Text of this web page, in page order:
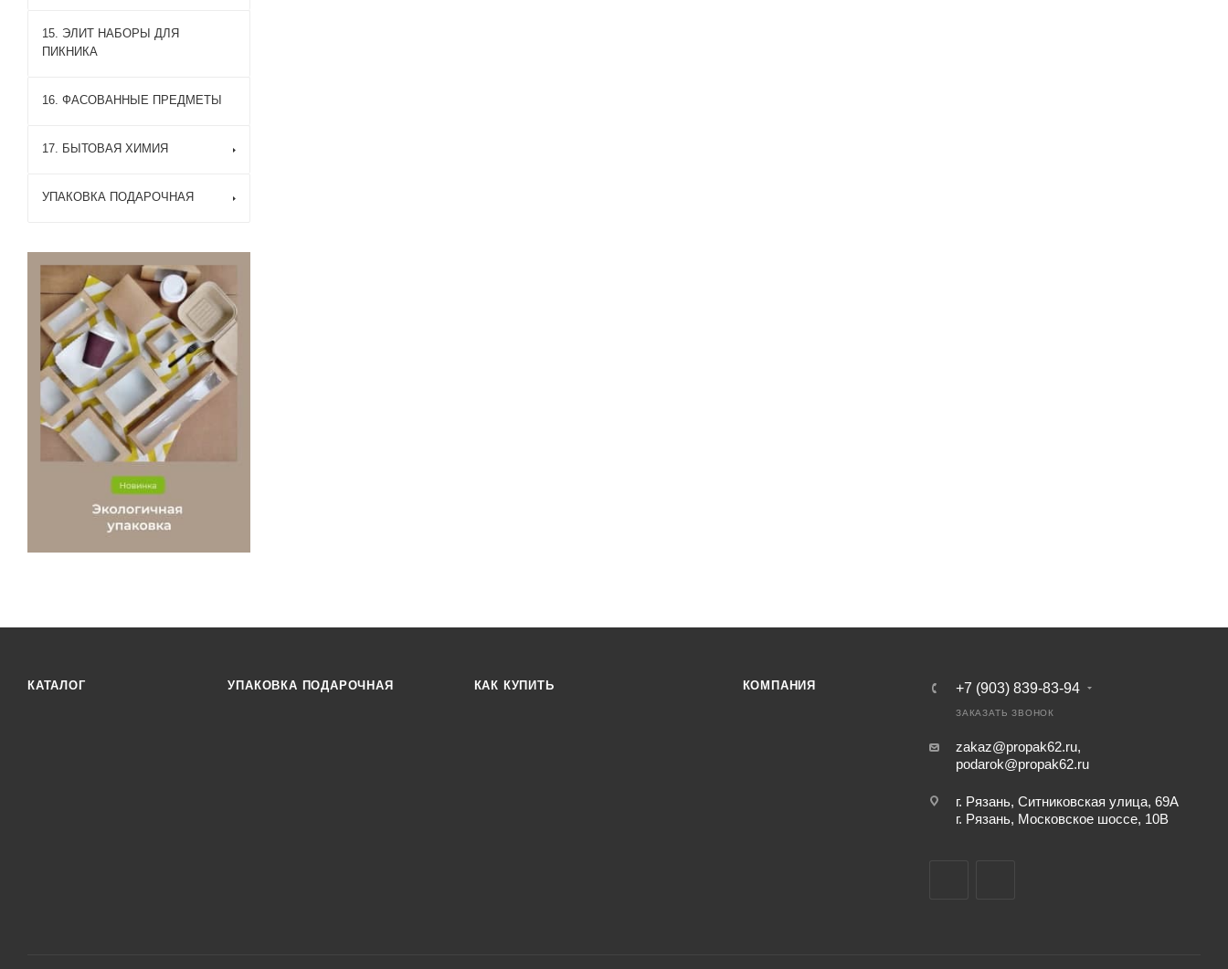
15. ЭЛИТ НАБОРЫ ДЛЯ
ПИКНИКА
16. ФАСОВАННЫЕ ПРЕДМЕТЫ
17. БЫТОВАЯ ХИМИЯ
УПАКОВКА ПОДАРОЧНАЯ
КАТАЛОГ УПАКОВКА ПОДАРОЧНАЯ КАК КУПИТЬ КОМПАНИЯ +7 (903) 839-83-94
ЗАКАЗАТЬ ЗВОНОК
zakaz@propak62.ru,
podarok@propak62.ru
г. Рязань, Ситниковская улица, 69А
г. Рязань, Московское шоссе, 10В